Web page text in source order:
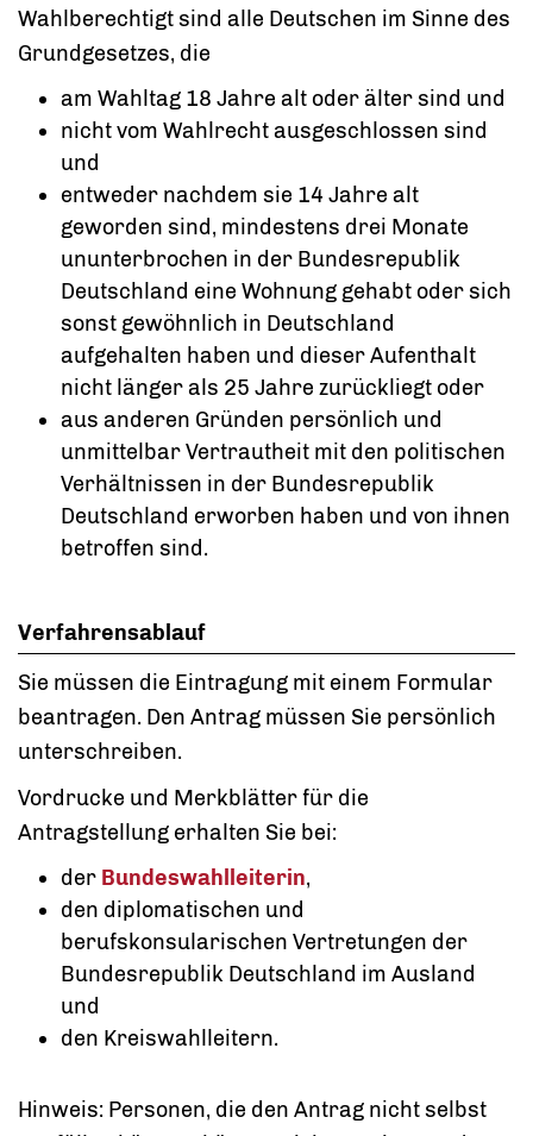
Wahlberechtigt sind alle Deutschen im Sinne des
Grundgesetzes, die
am Wahltag 18 Jahre alt oder älter sind und
nicht vom Wahlrecht ausgeschlossen sind
und
entweder nachdem sie 14 Jahre alt
geworden sind, mindestens drei Monate
ununterbrochen in der Bundesrepublik
Deutschland eine Wohnung gehabt oder sich
sonst gewöhnlich in Deutschland
aufgehalten haben und dieser Aufenthalt
nicht länger als 25 Jahre zurückliegt oder
aus anderen Gründen persönlich und
unmittelbar Vertrautheit mit den politischen
Verhältnissen in der Bundesrepublik
Deutschland erworben haben und von ihnen
betroffen sind.
Verfahrensablauf
Sie müssen die Eintragung mit einem Formular
beantragen. Den Antrag müssen Sie persönlich
unterschreiben.
Vordrucke und Merkblätter für die
Antragstellung erhalten Sie bei:
der Bundeswahlleiterin,
den diplomatischen und
berufskonsularischen Vertretungen der
Bundesrepublik Deutschland im Ausland
und
den Kreiswahlleitern.
Hinweis: Personen, die den Antrag nicht selbst